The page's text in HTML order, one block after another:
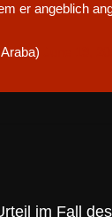
er angeblich
im Fall